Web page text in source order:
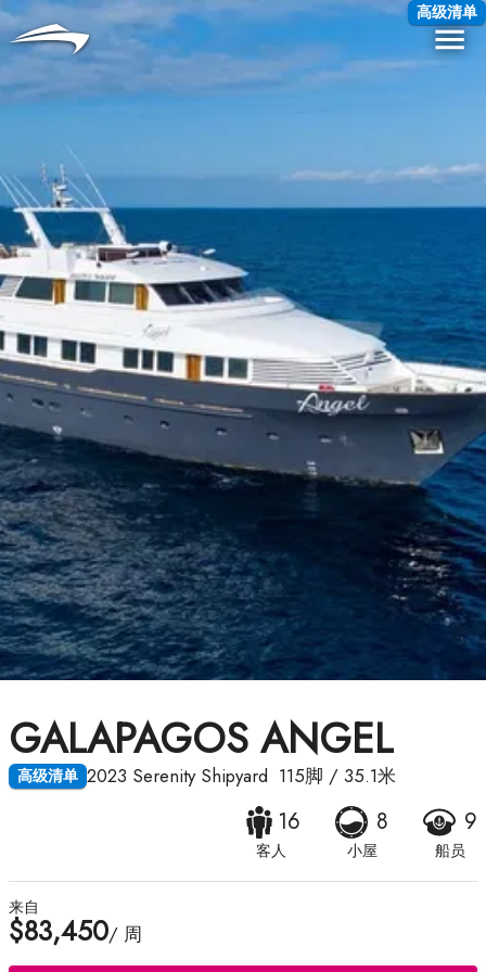
高级清单
GALAPAGOS ANGEL
高级清单 2023 Serenity Shipyard 115脚 / 35.1米
16
客人
8
小屋
9
船员
来自
$83,450/ 周
语言
货币